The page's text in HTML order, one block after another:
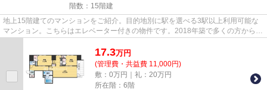
階数：15階建
地上15階建てのマンションをご紹介。目的地別に駅を選べる3駅以上利用可能な
マンション。こちらはエレベーター付きの物件です。2018年築で多くの方からご
17.3万円
(管理費・共益費 11,000円)
敷：0万円｜礼：20万円
所在階：6階